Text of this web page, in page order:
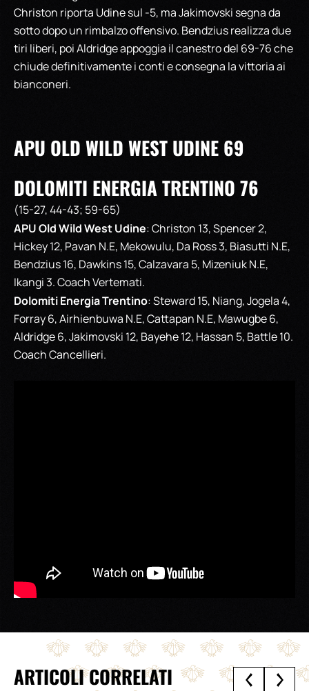
Christon riporta Udine sul -5, ma Jakimovski segna da
sotto dopo un rimbalzo offensivo. Bendzius realizza due
tiri liberi, poi Aldridge appoggia il canestro del 69-76 che
chiude definitivamente i conti e consegna la vittoria ai
bianconeri.
APU OLD WILD WEST UDINE 69
DOLOMITI ENERGIA TRENTINO 76
(15-27, 44-43; 59-65)
APU Old Wild West Udine: Christon 13, Spencer 2,
Hickey 12, Pavan N.E, Mekowulu, Da Ross 3, Biasutti N.E,
Bendzius 16, Dawkins 15, Calzavara 5, Mizeniuk N.E,
Ikangi 3. Coach Vertemati.
Dolomiti Energia Trentino: Steward 15, Niang, Jogela 4,
Forray 6, Airhienbuwa N.E, Cattapan N.E, Mawugbe 6,
Aldridge 6, Jakimovski 12, Bayehe 12, Hassan 5, Battle 10.
Coach Cancellieri.
ARTICOLI CORRELATI